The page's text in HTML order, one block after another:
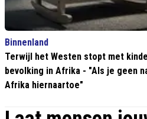
Binnenland
Terwijl het Westen stopt met
bevolking in Afrika - "Als je geen
Afrika hiernaartoe"